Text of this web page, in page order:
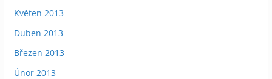
Květen 2013
Duben 2013
Březen 2013
Únor 2013